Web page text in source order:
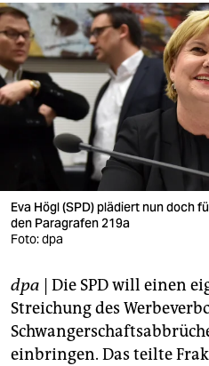
berlin
nord
wahrheit
verlag
veranstaltungen
shop
fragen & hilfe
unterstützen
abo
Eva Högl (SPD) plädiert nun doch
den Paragrafen 219a
Foto: dpa
dpa | Die SPD will einen
Streichung des
einbringen. Das teilte